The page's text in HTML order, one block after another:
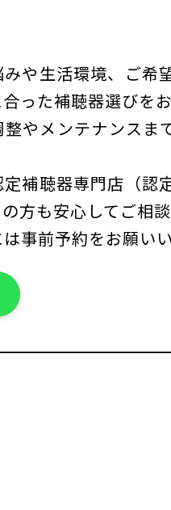
や生活環境、ご希
った補聴器選びをお
やメンテナンスま
補聴器専門店（認
方も安心してご相談
事前予約をお願いい